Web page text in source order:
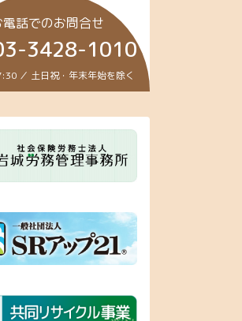
電話でのお問合せ
3428-1010
／ 土日祝・年末年始を除く